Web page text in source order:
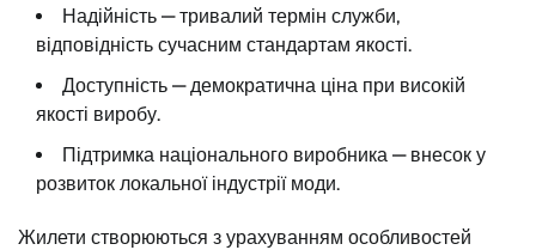
Надійність — тривалий термін служби,
відповідність сучасним стандартам якості.
Доступність — демократична ціна при високій
якості виробу.
Підтримка національного виробника — внесок у
розвиток локальної індустрії моди.
Жилети створюються з урахуванням особливостей